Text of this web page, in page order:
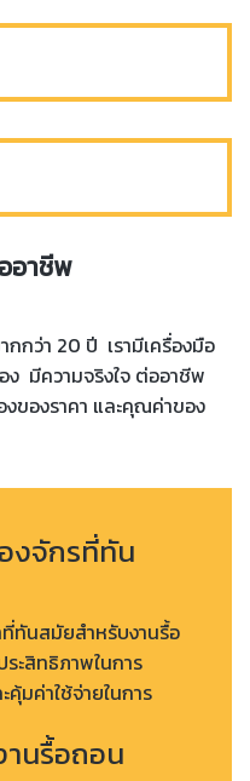
อาชีพ
กว่า 20 ปี เรามีเครื่องมือ
มีความจริงใจ ต่ออาชีพ
ของราคา และคุณค่าของ
งจักรที่ทัน
ทันสมัยสำหรับงานรื้อ
ะสิทธิภาพในการ
คุ้มค่าใช้จ่ายในการ
นรื้อถอน